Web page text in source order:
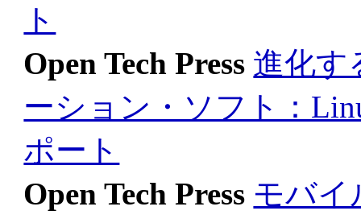
ト
Open Tech Press 進化す
ーション・ソフト：
ポート
Open Tech Press モバ